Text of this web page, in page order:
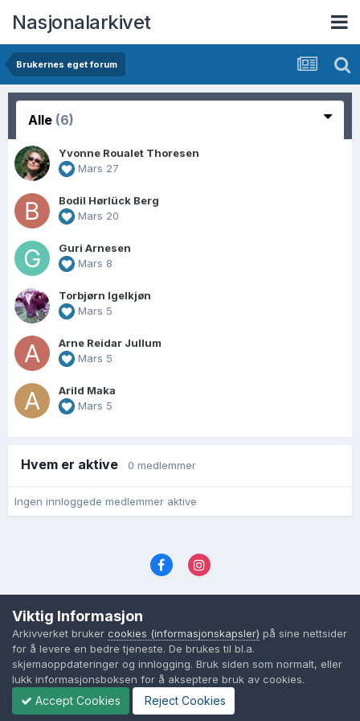
Nasjonalarkivet
Brukernes eget forum
Alle (6)
Yvonne Roualet Thoresen
Mars 27
Bodil Hørlück Berg
Mars 20
Guri Arnesen
Mars 8
Torbjørn Igelkjøn
Mars 5
Arne Reidar Jullum
Mars 5
Arild Maka
Mars 5
Hvem er aktive 0 medlemmer
Ingen innloggede medlemmer aktive
Cookies (informasjonskapsler)
Powered by Invision Community
Viktig Informasjon
Arkivverket bruker cookies (informasjonskapsler) på sine nettsider
for å levere en bedre tjeneste. De brukes til bl.a.
skjemaoppdateringer og innlogging. Bruk siden som normalt, eller
lukk informasjonsboksen for å akseptere bruk av cookies.
Accept Cookies Reject Cookies